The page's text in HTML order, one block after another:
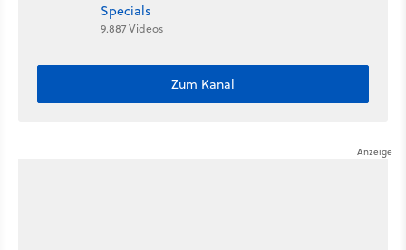
Specials
9.887 Videos
Zum Kanal